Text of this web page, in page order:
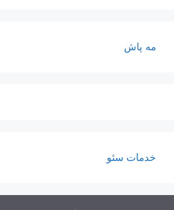
مه پاش
خدمات سئو